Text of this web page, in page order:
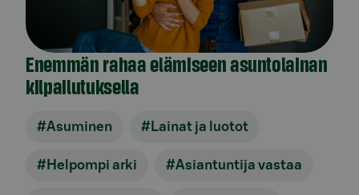
Enemmän rahaa elämiseen asuntolainan
kilpailutuksella
#Asuminen #Lainat ja luotot
#Helpompi arki #Asiantuntija vastaa